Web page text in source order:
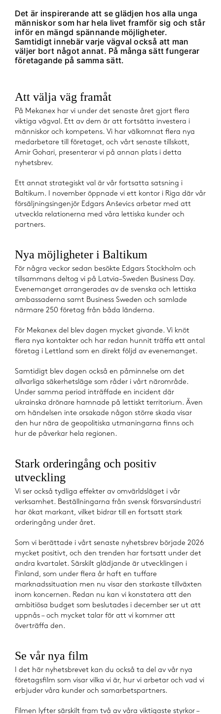
Det är inspirerande att se glädjen hos alla unga
människor som har hela livet framför sig och står
inför en mängd spännande möjligheter.
Samtidigt innebär varje vägval också att man
väljer bort något annat. På många sätt fungerar
företagande på samma sätt.
Att välja väg framåt
På Mekanex har vi under det senaste året gjort flera
viktiga vägval. Ett av dem är att fortsätta investera i
människor och kompetens. Vi har välkomnat flera nya
medarbetare till företaget, och vårt senaste tillskott,
Amir Gohari, presenterar vi på annan plats i detta
nyhetsbrev.
Ett annat strategiskt val är vår fortsatta satsning i
Baltikum. I november öppnade vi ett kontor i Riga där vår
försäljningsingenjör Edgars Anševics arbetar med att
utveckla relationerna med våra lettiska kunder och
partners.
Nya möjligheter i Baltikum
För några veckor sedan besökte Edgars Stockholm och
tillsammans deltog vi på Latvia–Sweden Business Day.
Evenemanget arrangerades av de svenska och lettiska
ambassaderna samt Business Sweden och samlade
närmare 250 företag från båda länderna.
För Mekanex del blev dagen mycket givande. Vi knöt
flera nya kontakter och har redan hunnit träffa ett antal
företag i Lettland som en direkt följd av evenemanget.
Samtidigt blev dagen också en påminnelse om det
allvarliga säkerhetsläge som råder i vårt närområde.
Under samma period inträffade en incident där
ukrainska drönare hamnade på lettiskt territorium. Även
om händelsen inte orsakade någon större skada visar
den hur nära de geopolitiska utmaningarna finns och
hur de påverkar hela regionen.
Stark orderingång och positiv
utveckling
Vi ser också tydliga effekter av omvärldsläget i vår
verksamhet. Beställningarna från svensk försvarsindustri
har ökat markant, vilket bidrar till en fortsatt stark
orderingång under året.
Som vi berättade i vårt senaste nyhetsbrev började 2026
mycket positivt, och den trenden har fortsatt under det
andra kvartalet. Särskilt glädjande är utvecklingen i
Finland, som under flera år haft en tuffare
marknadssituation men nu visar den starkaste tillväxten
inom koncernen. Redan nu kan vi konstatera att den
ambitiösa budget som beslutades i december ser ut att
uppnås – och mycket talar för att vi kommer att
överträffa den.
Se vår nya film
I det här nyhetsbrevet kan du också ta del av vår nya
företagsfilm som visar vilka vi är, hur vi arbetar och vad vi
erbjuder våra kunder och samarbetspartners.
Filmen lyfter särskilt fram två av våra viktigaste styrkor –